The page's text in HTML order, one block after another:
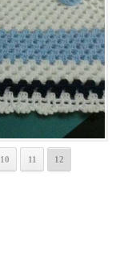
10 11 12